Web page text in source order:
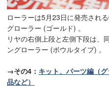
ローラーは5月23日に発売され
グローラー (ゴールド) 。
リヤの右側上段と左側下段は、
ングローラー (ボウルタイプ) 。
→その4： キット、パーツ編（
品など）